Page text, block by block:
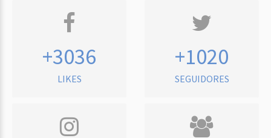
+3036
LIKES
+1020
SEGUIDORES